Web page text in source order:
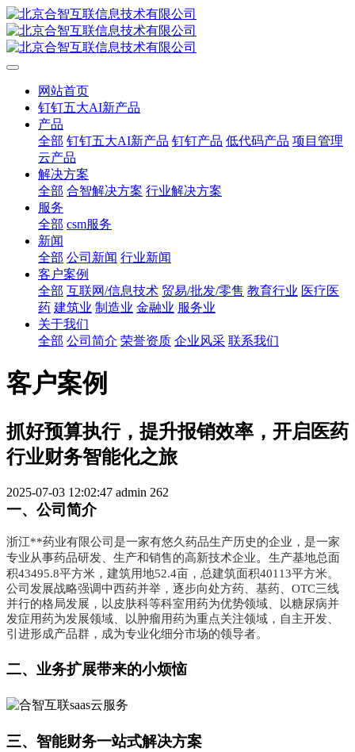
网站首页
钉钉五大AI新产品
产品
全部 钉钉五大AI新产品 钉钉产品 低代码产品 项目管理
云产品
解决方案
全部 合智解决方案 行业解决方案
服务
全部 csm服务
新闻
全部 公司新闻 行业新闻
客户案例
全部 互联网/信息技术 贸易/批发/零售 教育行业 医疗医
药 建筑业 制造业 金融业 服务业
关于我们
全部 公司简介 荣誉资质 企业风采 联系我们
客户案例
抓好预算执行，提升报销效率，开启医药
行业财务智能化之旅
2025-07-03 12:02:47 admin 262
一、公司简介
浙江**药业有限公司是一家有悠久药品生产历史的企业，是一家
专业从事药品研发、生产和销售的高新技术企业。 生产基地总面
积43495.8平方米，建筑用地52.4亩，总建筑面积40113平方米。
公司发展战略强调中西药并举，逐步向处方药、基药、OTC三线
并行的格局发展，以皮肤科等科室用药为优势领域、以糖尿病并
发症用药为发展领域、以肿瘤用药为重点关注领域，自主开发、
引进形成产品群，成为专业化细分市场的领导者。
二、业务扩展带来的小烦恼
三、智能财务一站式解决方案